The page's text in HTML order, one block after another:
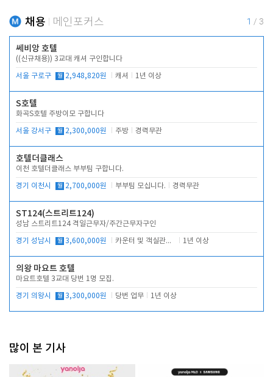
채용 메인포커스 1 / 3
쎄비앙 호텔
((신규채용)) 3교대 캐셔 구인합니다
서울 구로구 월 2,948,820원 캐셔 1년 이상
S호텔
화곡S호텔 주방이모 구합니다
서울 강서구 월 2,300,000원 주방 경력무관
호텔더클래스
이천 호텔더클래스 부부팀 구합니다.
경기 이천시 월 2,700,000원 부부팀 모십니다. 경력무관
ST124(스트리트124)
성남 스트리트124 격일근무자/주간근무자구인
경기 성남시 월 3,600,000원 카운터 및 객실관리 전반 1년 이상
의왕 마요트 호텔
마요트호텔 3교대 당번 1명 모집.
경기 의왕시 월 3,300,000원 당번 업무 1년 이상
많이 본 기사